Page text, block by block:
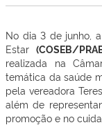
No dia 3 de junho,
Estar(COSEB/
realizada na
temática da saúde
pela vereadora
além de
promoção e no